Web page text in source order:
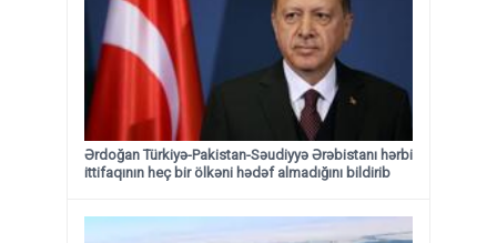
Ərdoğan Türkiyə-Pakistan-Səudiyyə Ərəbistanı hərbi
ittifaqının heç bir ölkəni hədəf almadığını bildirib